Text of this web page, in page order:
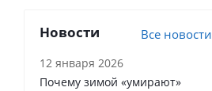
Новости Все новости
12 января 2026
Почему зимой «умирают»